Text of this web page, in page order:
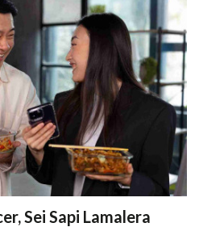
Sei Sapi Lamalera